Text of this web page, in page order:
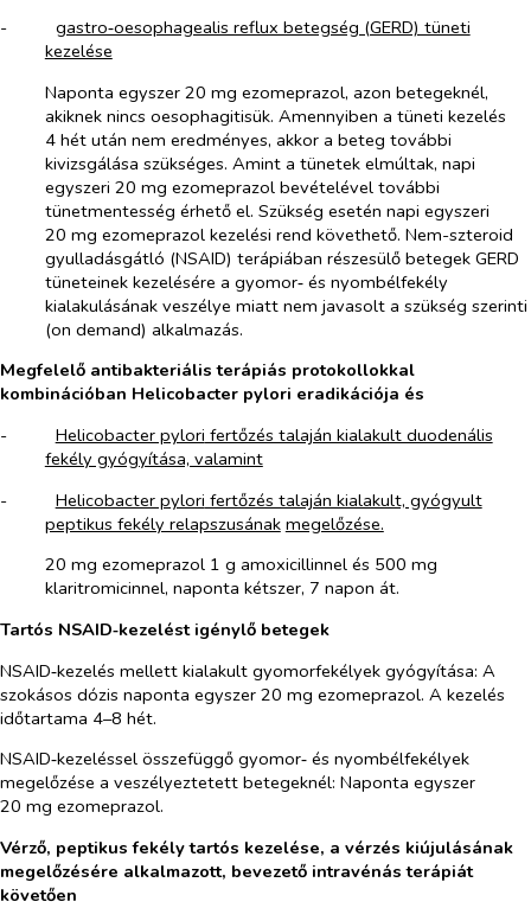
-​
gastro‑oesophagealis reflux betegség (GERD) tüneti
kezelése
Naponta egyszer 20 mg ezomeprazol, azon betegeknél,
akiknek nincs oesophagitisük. Amennyiben a tüneti kezelés
4 hét után nem eredményes, akkor a beteg további
kivizsgálása szükséges. Amint a tünetek elmúltak, napi
egyszeri 20 mg ezomeprazol bevételével további
tünetmentesség érhető el. Szükség esetén napi egyszeri
20 mg ezomeprazol kezelési rend követhető. Nem-szteroid
gyulladásgátló (NSAID) terápiában részesülő betegek GERD
tüneteinek kezelésére a gyomor‑ és nyombélfekély
kialakulásának veszélye miatt nem javasolt a szükség szerinti
(on demand) alkalmazás.
Megfelelő antibakteriális terápiás protokollokkal
kombinációban Helicobacter pylori eradikációja és
-​
Helicobacter pylori fertőzés talaján kialakult duodenális
fekély gyógyítása, valamint
-​
Helicobacter pylori fertőzés talaján kialakult, gyógyult
peptikus fekély relapszusának megelőzése.
20 mg ezomeprazol 1 g amoxicillinnel és 500 mg
klaritromicinnel, naponta kétszer, 7 napon át.
Tartós NSAID‑kezelést igénylő betegek
NSAID‑kezelés mellett kialakult gyomorfekélyek gyógyítása: A
szokásos dózis naponta egyszer 20 mg ezomeprazol. A kezelés
időtartama 4–8 hét.
NSAID‑kezeléssel összefüggő gyomor‑ és nyombélfekélyek
megelőzése a veszélyeztetett betegeknél: Naponta egyszer
20 mg ezomeprazol.
Vérző, peptikus fekély tartós kezelése, a vérzés kiújulásának
megelőzésére alkalmazott, bevezető intravénás terápiát
követően